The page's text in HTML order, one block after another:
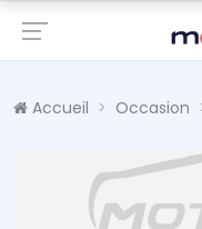
Accueil Occasion